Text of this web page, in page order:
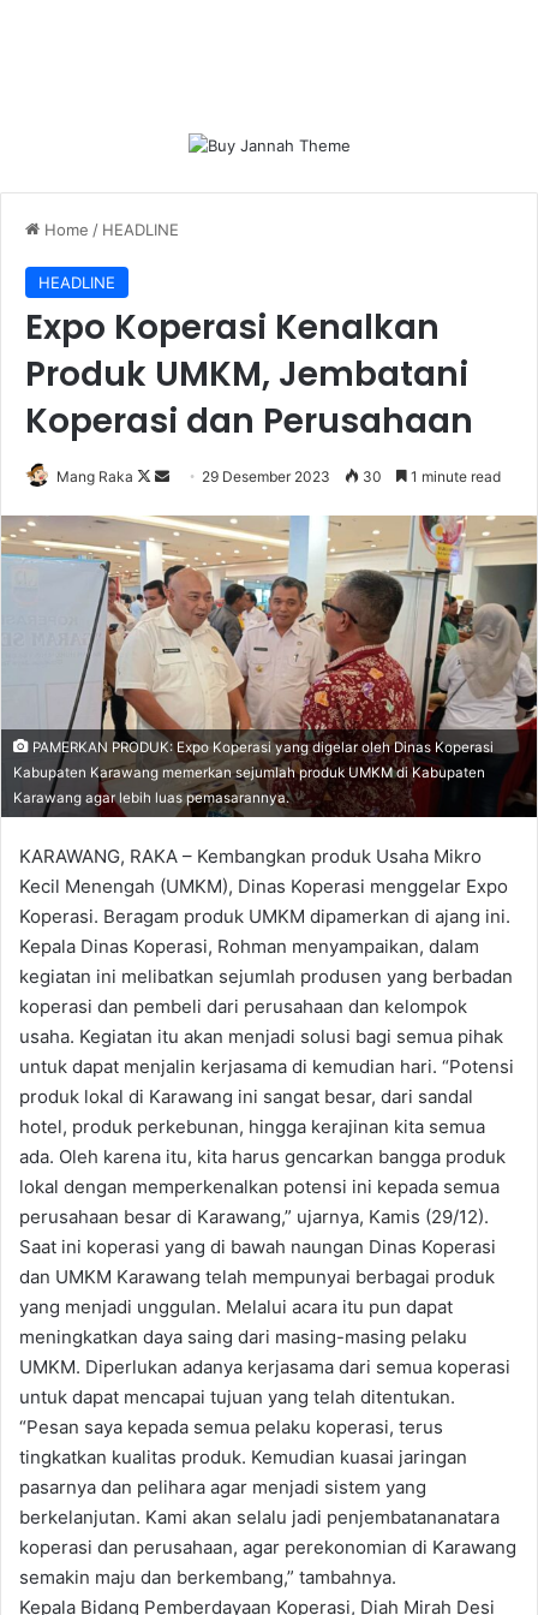
Home / HEADLINE
HEADLINE
Expo Koperasi Kenalkan
Produk UMKM, Jembatani
Koperasi dan Perusahaan
Mang Raka
Follow
X
Send
email
29 Desember 2023 30 1 minute read
PAMERKAN PRODUK: Expo Koperasi yang digelar oleh Dinas Koperasi
Kabupaten Karawang memerkan sejumlah produk UMKM di Kabupaten
Karawang agar lebih luas pemasarannya.
KARAWANG, RAKA – Kembangkan produk Usaha Mikro
Kecil Menengah (UMKM), Dinas Koperasi menggelar Expo
Koperasi. Beragam produk UMKM dipamerkan di ajang ini.
Kepala Dinas Koperasi, Rohman menyampaikan, dalam
kegiatan ini melibatkan sejumlah produsen yang berbadan
koperasi dan pembeli dari perusahaan dan kelompok
usaha. Kegiatan itu akan menjadi solusi bagi semua pihak
untuk dapat menjalin kerjasama di kemudian hari. “Potensi
produk lokal di Karawang ini sangat besar, dari sandal
hotel, produk perkebunan, hingga kerajinan kita semua
ada. Oleh karena itu, kita harus gencarkan bangga produk
lokal dengan memperkenalkan potensi ini kepada semua
perusahaan besar di Karawang,” ujarnya, Kamis (29/12).
Saat ini koperasi yang di bawah naungan Dinas Koperasi
dan UMKM Karawang telah mempunyai berbagai produk
yang menjadi unggulan. Melalui acara itu pun dapat
meningkatkan daya saing dari masing-masing pelaku
UMKM. Diperlukan adanya kerjasama dari semua koperasi
untuk dapat mencapai tujuan yang telah ditentukan.
“Pesan saya kepada semua pelaku koperasi, terus
tingkatkan kualitas produk. Kemudian kuasai jaringan
pasarnya dan pelihara agar menjadi sistem yang
berkelanjutan. Kami akan selalu jadi penjembatananatara
koperasi dan perusahaan, agar perekonomian di Karawang
semakin maju dan berkembang,” tambahnya.
Kepala Bidang Pemberdayaan Koperasi, Diah Mirah Desi